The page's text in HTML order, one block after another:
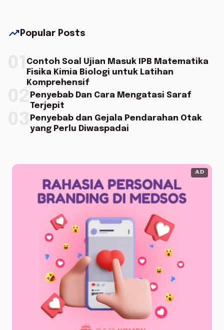
trending_up Popular Posts
Contoh Soal Ujian Masuk IPB Matematika
Fisika Kimia Biologi untuk Latihan
Komprehensif
Penyebab Dan Cara Mengatasi Saraf
Terjepit
Penyebab dan Gejala Pendarahan Otak
yang Perlu Diwaspadai
AD